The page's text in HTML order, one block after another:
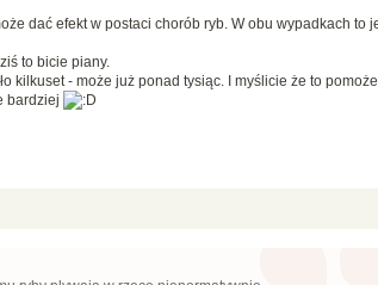
dać efekt w postaci chorób ryb. W obu wypadkach to
to bicie piany.
kilkuset - może już ponad tysiąc. I myślicie że to
bardziej